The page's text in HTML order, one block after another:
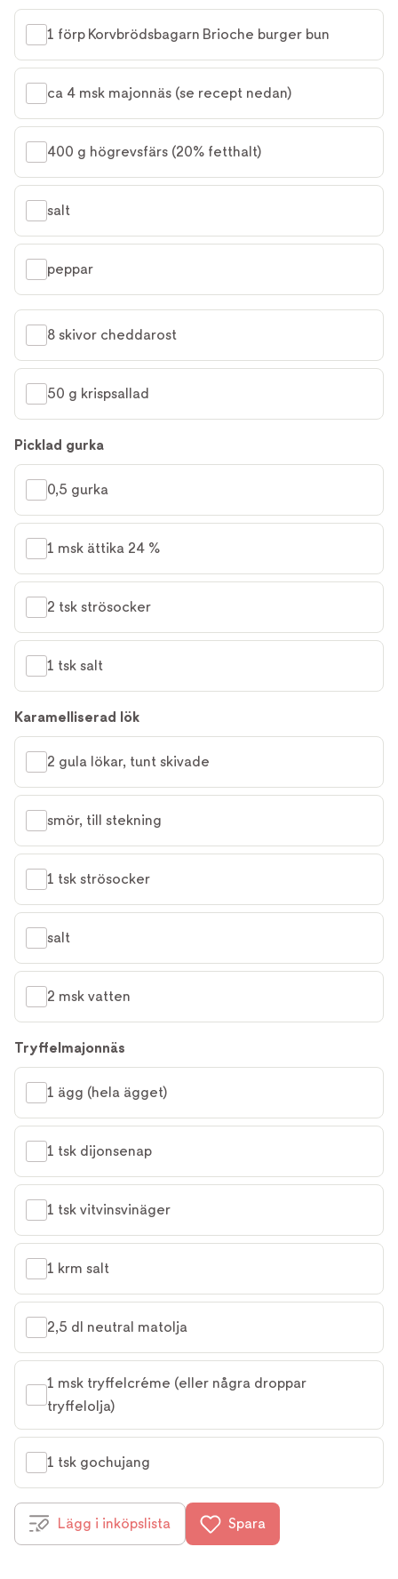
1 förp Korvbrödsbagarn Brioche burger bun
ca 4 msk majonnäs (se recept nedan)
400 g högrevsfärs (20% fetthalt)
salt
peppar
8 skivor cheddarost
50 g krispsallad
Picklad gurka
0,5 gurka
1 msk ättika 24 %
2 tsk strösocker
1 tsk salt
Karamelliserad lök
2 gula lökar, tunt skivade
smör, till stekning
1 tsk strösocker
salt
2 msk vatten
Tryffelmajonnäs
1 ägg (hela ägget)
1 tsk dijonsenap
1 tsk vitvinsvinäger
1 krm salt
2,5 dl neutral matolja
1 msk tryffelcréme (eller några droppar
tryffelolja)
1 tsk gochujang
Lägg i inköpslista Spara